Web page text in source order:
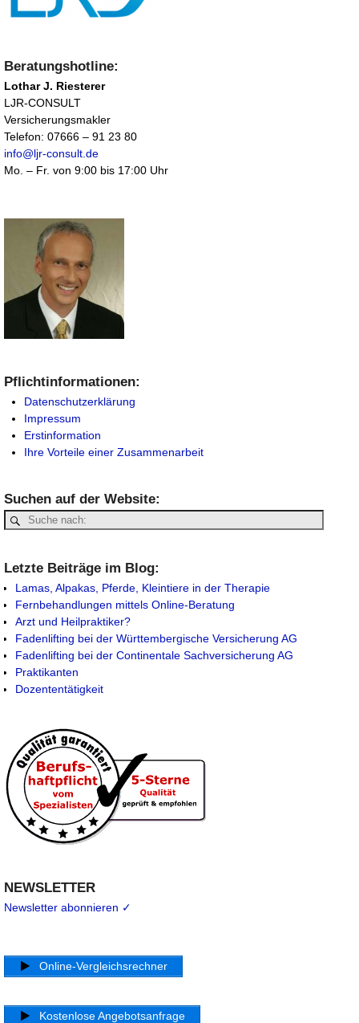
Beratungshotline:
Lothar J. Riesterer
LJR-CONSULT
Versicherungsmakler
Telefon: 07666 – 91 23 80
info@ljr-consult.de
Mo. – Fr. von 9:00 bis 17:00 Uhr
Pflichtinformationen:
Datenschutzerklärung
Impressum
Erstinformation
Ihre Vorteile einer Zusammenarbeit
Suchen auf der Website:
Letzte Beiträge im Blog:
Lamas, Alpakas, Pferde, Kleintiere in der Therapie
Fernbehandlungen mittels Online-Beratung
Arzt und Heilpraktiker?
Fadenlifting bei der Württembergische Versicherung AG
Fadenlifting bei der Continentale Sachversicherung AG
Praktikanten
Dozententätigkeit
NEWSLETTER
Newsletter abonnieren ✓
Online-Vergleichsrechner
Kostenlose Angebotsanfrage